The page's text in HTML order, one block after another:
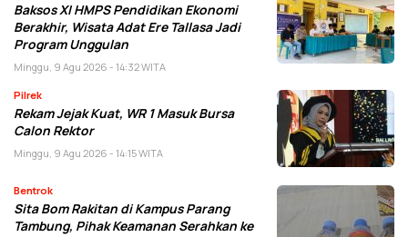
Baksos XI HMPS Pendidikan Ekonomi
Berakhir, Wisata Adat Ere Tallasa Jadi
Program Unggulan
Minggu, 9 Agu 2026 - 14:32 WITA
Pilrek
Rekam Jejak Kuat, WR 1 Masuk Bursa
Calon Rektor
Minggu, 9 Agu 2026 - 14:15 WITA
Bentrok
Sita Bom Rakitan di Kampus Parang
Tambung, Pihak Keamanan Serahkan ke